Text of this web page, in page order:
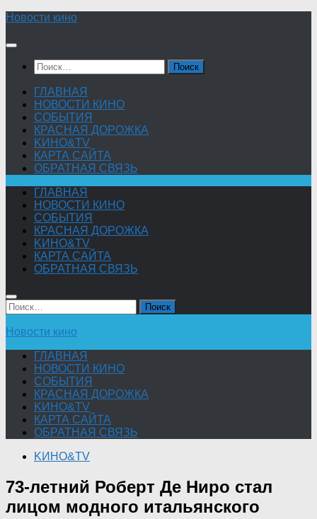
Skip
content
Новости кино
Найти:
ГЛАВНАЯ
НОВОСТИ КИНО
СОБЫТИЯ
КРАСНАЯ ДОРОЖКА
KИНО&TV
КАРТА САЙТА
ОБРАТНАЯ СВЯЗЬ
ГЛАВНАЯ
НОВОСТИ КИНО
СОБЫТИЯ
КРАСНАЯ ДОРОЖКА
KИНО&TV
КАРТА САЙТА
ОБРАТНАЯ СВЯЗЬ
Найти:
Новости кино
ГЛАВНАЯ
НОВОСТИ КИНО
СОБЫТИЯ
КРАСНАЯ ДОРОЖКА
KИНО&TV
КАРТА САЙТА
ОБРАТНАЯ СВЯЗЬ
KИНО&TV
73-летний Роберт Де Ниро стал
лицом модного итальянского